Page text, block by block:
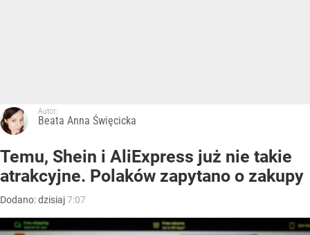
Autor:
Beata Anna Święcicka
Temu, Shein i AliExpress już nie takie
atrakcyjne. Polaków zapytano o zakupy
Dodano:dzisiaj7:07